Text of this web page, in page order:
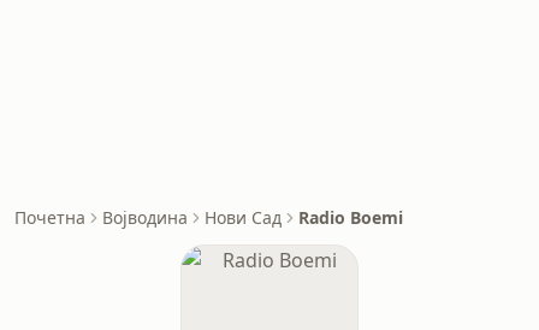
Почетна Војводина Нови Сад Radio Boemi